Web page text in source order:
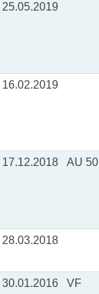
25.05.2019
16.02.2019
17.12.2018 AU 50
28.03.2018
30.01.2016 VF